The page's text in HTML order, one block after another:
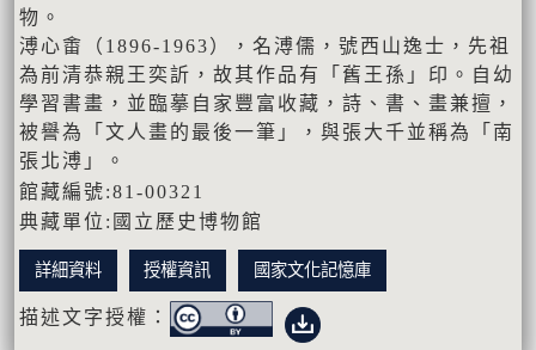
物。
溥心畬（1896-1963），名溥儒，號西山逸士，先祖
為前清恭親王奕訢，故其作品有「舊王孫」印。自幼
學習書畫，並臨摹自家豐富收藏，詩、書、畫兼擅，
被譽為「文人畫的最後一筆」，與張大千並稱為「南
張北溥」。
館藏編號:81-00321
典藏單位:國立歷史博物館
詳細資料 授權資訊 國家文化記憶庫
描述文字授權：